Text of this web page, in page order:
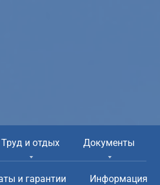
Труд и отдых Документы
и гарантии Информация